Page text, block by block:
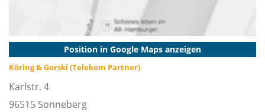
Position in Google Maps anzeigen
Köring & Gorski (Telekom Partner)
Karlstr. 4
96515 Sonneberg